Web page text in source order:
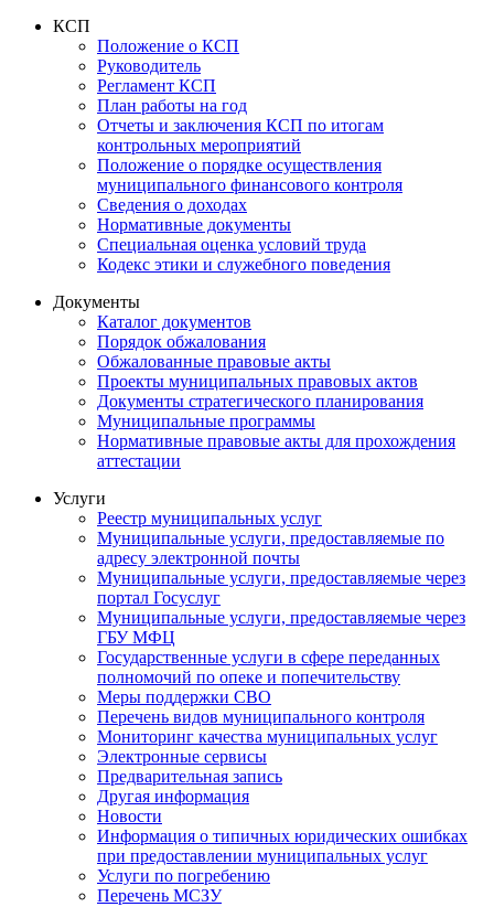
КСП
Положение о КСП
Руководитель
Регламент КСП
План работы на год
Отчеты и заключения КСП по итогам
контрольных мероприятий
Положение о порядке осуществления
муниципального финансового контроля
Сведения о доходах
Нормативные документы
Специальная оценка условий труда
Кодекс этики и служебного поведения
Документы
Каталог документов
Порядок обжалования
Обжалованные правовые акты
Проекты муниципальных правовых актов
Документы стратегического планирования
Муниципальные программы
Нормативные правовые акты для прохождения
аттестации
Услуги
Реестр муниципальных услуг
Муниципальные услуги, предоставляемые по
адресу электронной почты
Муниципальные услуги, предоставляемые через
портал Госуслуг
Муниципальные услуги, предоставляемые через
ГБУ МФЦ
Государственные услуги в сфере переданных
полномочий по опеке и попечительству
Меры поддержки СВО
Перечень видов муниципального контроля
Мониторинг качества муниципальных услуг
Электронные сервисы
Предварительная запись
Другая информация
Новости
Информация о типичных юридических ошибках
при предоставлении муниципальных услуг
Услуги по погребению
Перечень МСЗУ